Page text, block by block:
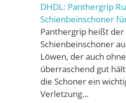
DHDL: Panthergrip
Schienbeinschoner
Panthergrip heißt
Schienbeinschoner
Löwen, der auch
überraschend gut
die Schoner ein
Verletzung…